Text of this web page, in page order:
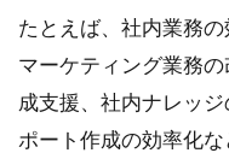
用・
デジ
人材
活用
たとえば、社内業務の
マーケティング業務
成支援、社内ナレッ
ポート作成の効率化な